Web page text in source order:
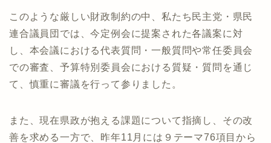
このような厳しい財政制約の中、私たち民主党・県民
連合議員団では、今定例会に提案された各議案に対
し、本会議における代表質問・一般質問や常任委員会
での審査、予算特別委員会における質疑・質問を通じ
て、慎重に審議を行って参りました。
また、現在県政が抱える課題について指摘し、その改
善を求める一方で、昨年11月には９テーマ76項目から